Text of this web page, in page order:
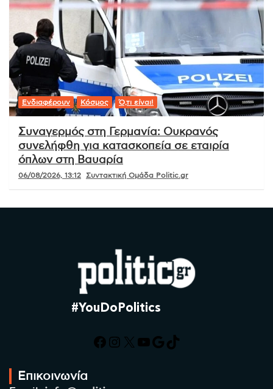
Ενδιαφέρουν Κόσμος Ό,τι είναι!
Συναγερμός στη Γερμανία: Ουκρανός
συνελήφθη για κατασκοπεία σε εταιρία
όπλων στη Βαυαρία
06/08/2026, 13:12 Συντακτική Ομάδα Politic.gr
#YouDoPolitics
Facebook
Instagram
X YouTube
Google
TikTok
Επικοινωνία